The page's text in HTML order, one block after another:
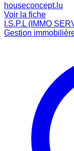
houseconcept.lu
Voir la fiche
I.S.P.L (IMMO
Gestion